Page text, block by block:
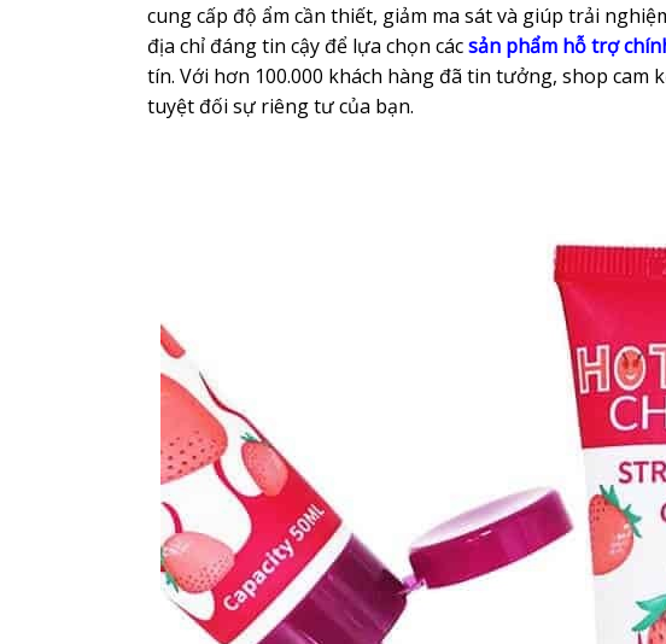
cung cấp độ ẩm cần thiết, giảm ma sát và giúp trải
địa chỉ đáng tin cậy để lựa chọn cácsản phẩm hỗ trợ
tín. Với hơn 100.000 khách hàng đã tin tưởng, shop
tuyệt đối sự riêng tư của bạn.